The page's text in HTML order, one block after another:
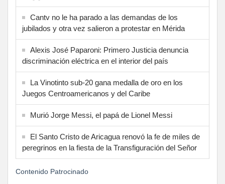
Cantv no le ha parado a las demandas de los
jubilados y otra vez salieron a protestar en Mérida
Alexis José Paparoni: Primero Justicia denuncia
discriminación eléctrica en el interior del país
La Vinotinto sub-20 gana medalla de oro en los
Juegos Centroamericanos y del Caribe
Murió Jorge Messi, el papá de Lionel Messi
El Santo Cristo de Aricagua renovó la fe de miles de
peregrinos en la fiesta de la Transfiguración del Señor
Contenido Patrocinado